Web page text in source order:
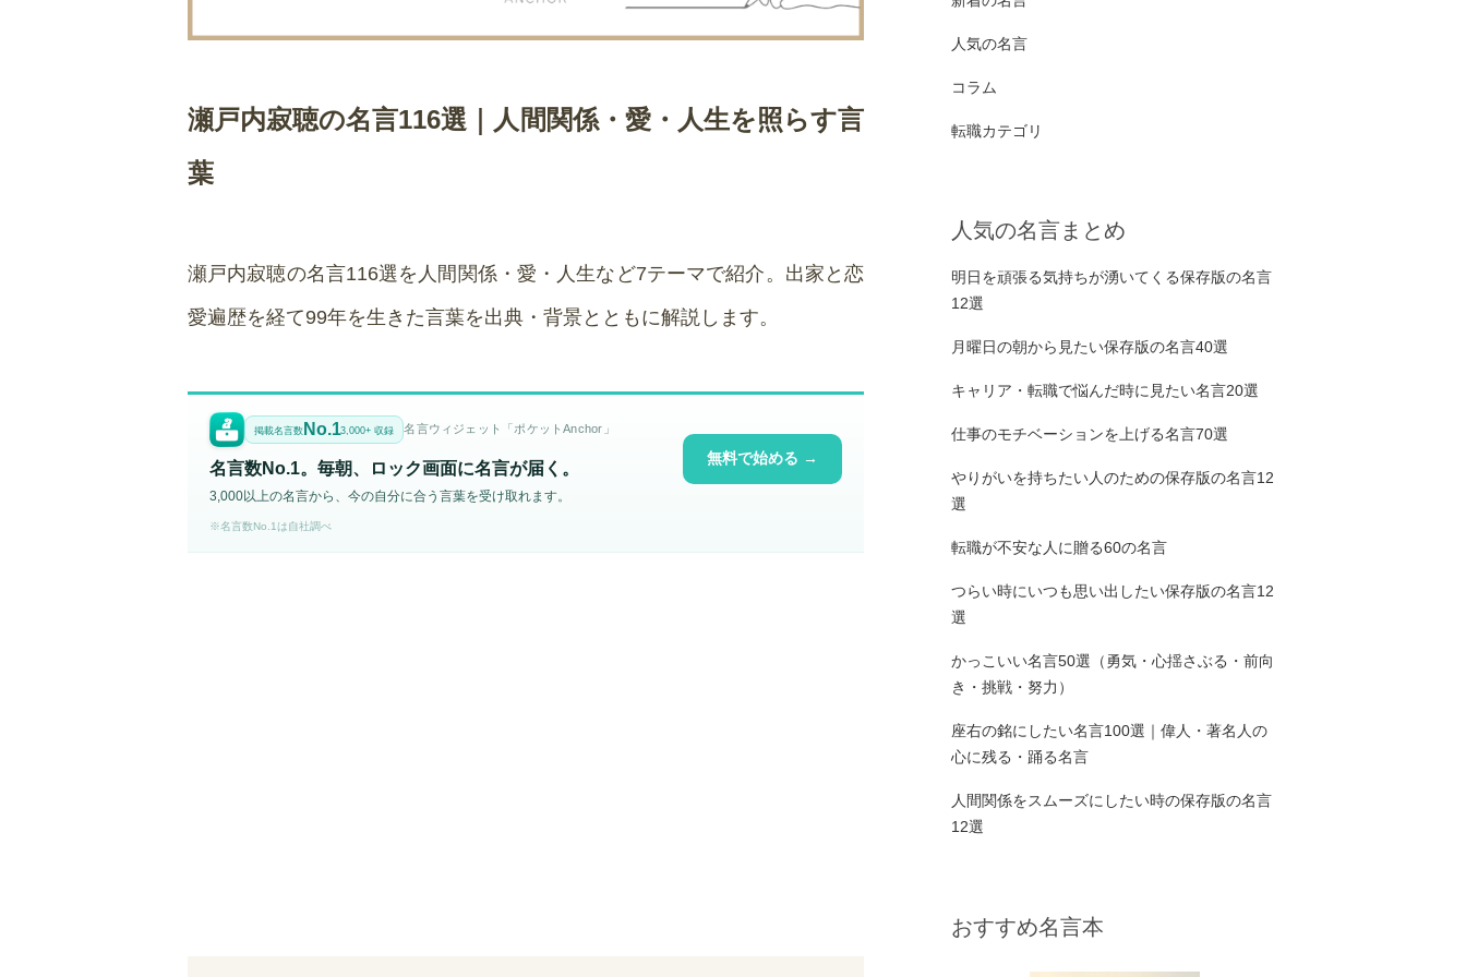
瀬戸内寂聴の名言116選｜人間関係・愛・人生を照らす言
葉
瀬戸内寂聴の名言116選を人間関係・愛・人生など7テーマで紹介。出家と恋
愛遍歴を経て99年を生きた言葉を出典・背景とともに解説します。
掲載名言数 No.13,000+ 収録 名言ウィジェット「ポケットAnchor」
名言数No.1。毎朝、ロック画面に名言が届く。
3,000以上の名言から、今の自分に合う言葉を受け取れます。
無料で始める →
※名言数No.1は自社調べ
人気の名言
コラム
転職カテゴリ
人気の名言まとめ
明日を頑張る気持ちが湧いてくる保存版の名言
12選
月曜日の朝から見たい保存版の名言40選
キャリア・転職で悩んだ時に見たい名言20選
仕事のモチベーションを上げる名言70選
やりがいを持ちたい人のための保存版の名言12
選
転職が不安な人に贈る60の名言
つらい時にいつも思い出したい保存版の名言12
選
かっこいい名言50選（勇気・心揺さぶる・前向
き・挑戦・努力）
座右の銘にしたい名言100選｜偉人・著名人の
心に残る・踊る名言
人間関係をスムーズにしたい時の保存版の名言
12選
おすすめ名言本